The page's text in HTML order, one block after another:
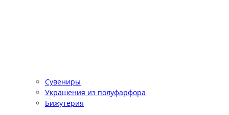
Сувениры
Украшения из полуфарфора
Бижутерия